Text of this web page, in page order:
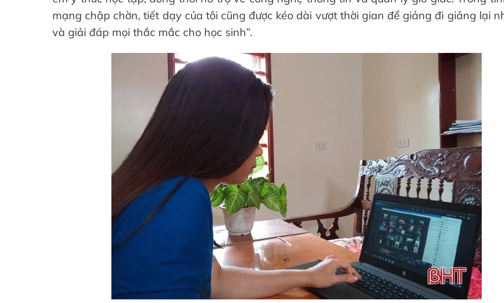
mạng chập chờn, tiết dạy của tôi cũng được kéo dài vượt thời gian để giảng đi giảng lại
và giải đáp mọi thắc mắc cho học sinh”.